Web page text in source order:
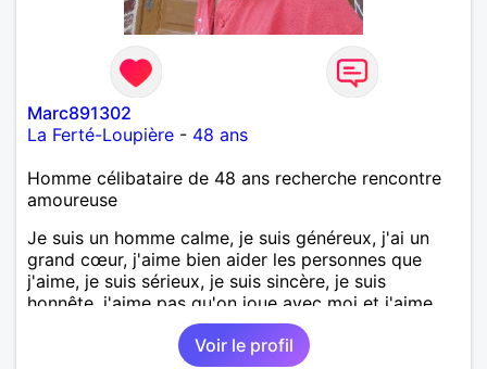
Marc891302
La Ferté-Loupière - 48 ans
Homme célibataire de 48 ans recherche rencontre
amoureuse
Je suis un homme calme, je suis généreux, j'ai un
grand cœur, j'aime bien aider les personnes que
j'aime, je suis sérieux, je suis sincère, je suis
honnête, j'aime pas qu'on joue avec moi et j'aime
pas les mensonges. Je cherche une relation
amoureuse et sérieuse.Voir le profil